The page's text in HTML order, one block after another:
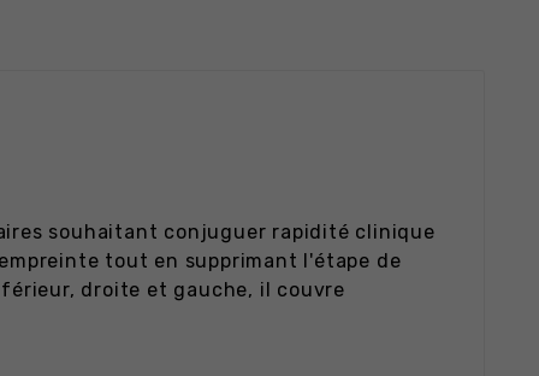
souhaitant conjuguer rapidité clinique
tout en supprimant l'étape de
droite et gauche, il couvre